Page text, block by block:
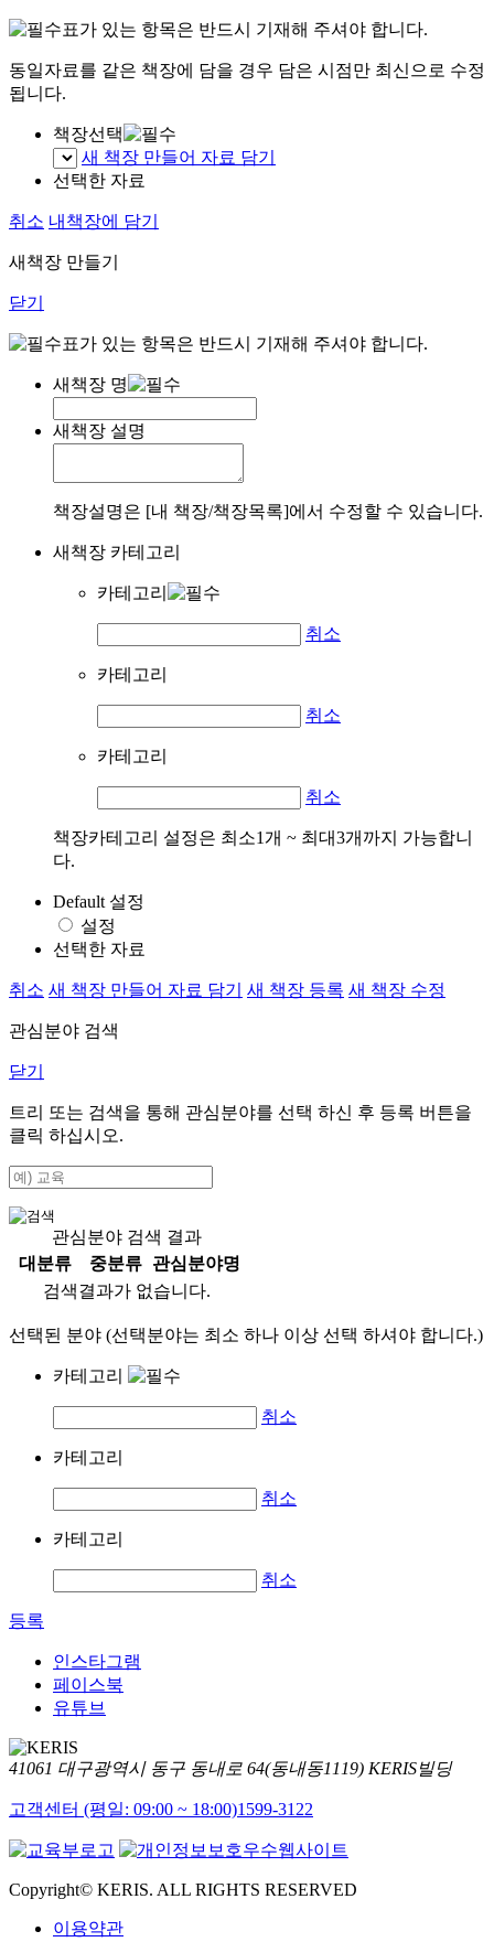
표가 있는 항목은 반드시 기재해 주셔야 합니다.
동일자료를 같은 책장에 담을 경우 담은 시점만 최신으로 수정
됩니다.
책장선택
새 책장 만들어 자료 담기
선택한 자료
취소 내책장에 담기
새책장 만들기
닫기
표가 있는 항목은 반드시 기재해 주셔야 합니다.
새책장 명
새책장 설명
책장설명은 [내 책장/책장목록]에서 수정할 수 있습니다.
새책장 카테고리
카테고리
취소
카테고리
취소
카테고리
취소
책장카테고리 설정은 최소1개 ~ 최대3개까지 가능합니
다.
Default 설정
설정
선택한 자료
취소 새 책장 만들어 자료 담기 새 책장 등록 새 책장 수정
관심분야 검색
닫기
트리 또는 검색을 통해 관심분야를 선택 하신 후 등록 버튼을
클릭 하십시오.
관심분야 검색 결과
대분류
중분류
관심분야명
검색결과가 없습니다.
선택된 분야 (선택분야는 최소 하나 이상 선택 하셔야 합니다.)
카테고리
취소
카테고리
취소
카테고리
취소
등록
인스타그램
페이스북
유튜브
41061 대구광역시 동구 동내로 64(동내동1119) KERIS빌딩
고객센터 (평일: 09:00 ~ 18:00)1599-3122
Copyright© KERIS. ALL RIGHTS RESERVED
이용약관